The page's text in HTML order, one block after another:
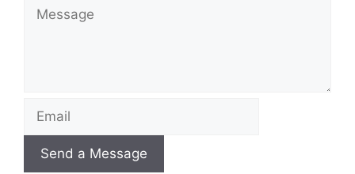
Send a Message